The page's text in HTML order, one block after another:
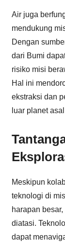
Air juga
mendukung
Dengan
dari Bumi
risiko misi
Hal ini
ekstraksi dan
luar planet
Meskipun
teknologi di
harapan
diatasi.
dapat